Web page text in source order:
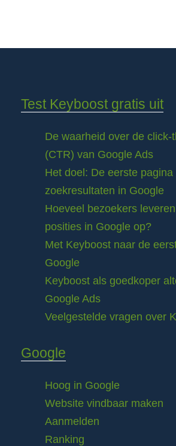
Test Keyboost gratis uit
De waarheid over de click-
(CTR) van Google Ads
Het doel: De eerste pagina
zoekresultaten in Google
Hoeveel bezoekers
posities in Google op?
Met Keyboost naar de
Google
Keyboost als goedkoper
Google Ads
Veelgestelde vragen over
Google
Hoog in Google
Website vindbaar maken
Aanmelden
Ranking